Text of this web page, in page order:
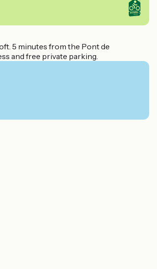
5 minutes from the Pont de
and free private parking.